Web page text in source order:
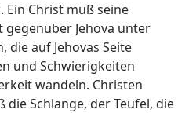
Ein Christ muß seine
Jehova unter
die auf Jehovas Seite
und Schwierigkeiten
wandeln. Christen
Schlange, der Teufel, die